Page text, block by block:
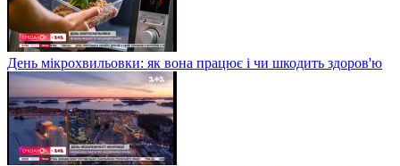
День мікрохвильовки: як вона працює і чи шкодить здоров'ю